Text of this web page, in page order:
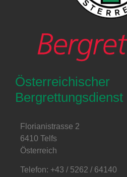
Österreichischer
Bergrettungsdienst
Florianistrasse 2
6410 Telfs
Österreich
Telefon: +43 / 5262 / 64140